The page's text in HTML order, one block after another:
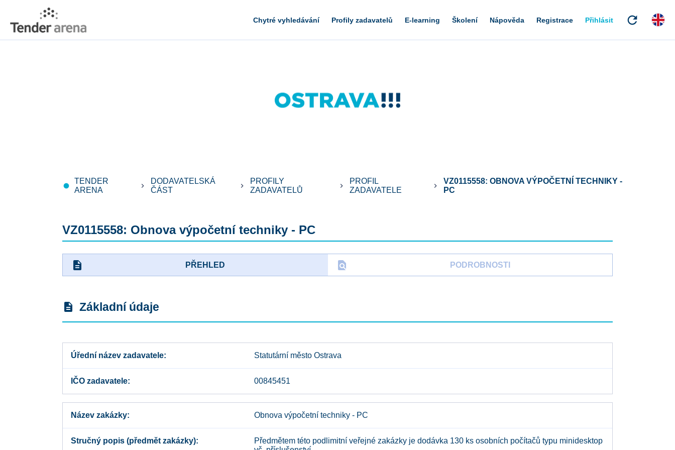
Chytré vyhledávání Profily zadavatelů E-learning Školení Nápověda Registrace Přihlásit refresh
fiber_manual_record
TENDER
ARENA
keyboard_arrow_right
DODAVATELSKÁ
ČÁST
keyboard_arrow_right
PROFILY
ZADAVATELŮ
keyboard_arrow_right
PROFIL
ZADAVATELE
keyboard_arrow_right
VZ0115558: OBNOVA VÝPOČETNÍ TECHNIKY -
PC
VZ0115558: Obnova výpočetní techniky - PC
description PŘEHLED find_in_page PODROBNOSTI
description Základní údaje
Úřední název zadavatele Statutární město Ostrava
IČO zadavatele 00845451
Název zakázky Obnova výpočetní techniky - PC
Stručný popis (předmět zakázky)
Předmětem této podlimitní veřejné zakázky je dodávka 130 ks osobních počítačů typu minidesktop